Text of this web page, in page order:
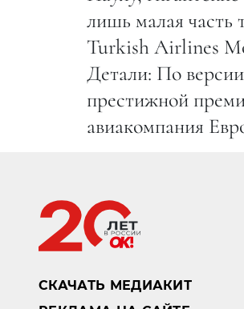
лишь малая часть
Turkish Airlines
Детали: По
престижной
авиакомпания
СКАЧАТЬ МЕДИАКИТ